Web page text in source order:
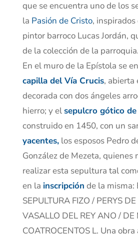
que se encuentra uno de los
la Pasión de Cristo,
pintor barroco Lucas Jordán,
de la colección de la parroquia.
En el muro de la Epístola se
capilla del Vía Crucis, abierta
decorada con dos ángeles
hierro; y elsepulcro gótico
construido en 1450, con un
yacentes,los esposos Pedro
González de Mezeta, quienes
realizar esta sepultura tal
en la inscripción de la misma:
SEPULTURA FIZO / PERYS
VASALLO DEL REY ANO / DE
COATROCENTOS L. Una